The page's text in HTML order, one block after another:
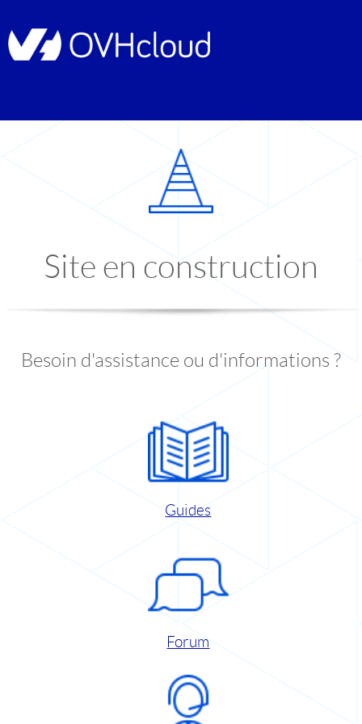
Site en construction
Besoin d'assistance ou d'informations ?
Guides
Forum